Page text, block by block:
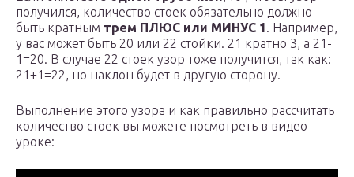
получился, количество стоек обязательно должно
быть кратным трем ПЛЮС или МИНУС 1. Например,
у вас может быть 20 или 22 стойки. 21 кратно 3, а 21-
1=20. В случае 22 стоек узор тоже получится, так как:
21+1=22, но наклон будет в другую сторону.
Выполнение этого узора и как правильно рассчитать
количество стоек вы можете посмотреть в видео
уроке: